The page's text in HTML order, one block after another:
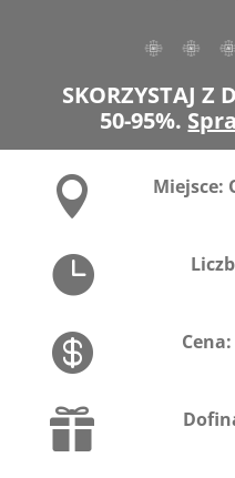
SKORZYSTAJ Z
50-95%.
 Miejsce:


